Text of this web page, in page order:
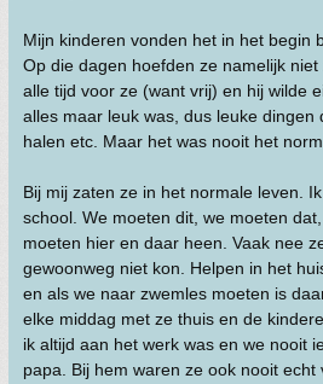
Mijn kinderen vonden het in het begin
Op die dagen hoefden ze namelijk
alle tijd voor ze (want vrij) en hij wilde
alles maar leuk was, dus leuke dingen
halen etc. Maar het was nooit het
Bij mij zaten ze in het normale leven.
school. We moeten dit, we moeten
moeten hier en daar heen. Vaak nee
gewoonweg niet kon. Helpen in het
en als we naar zwemles moeten is
elke middag met ze thuis en de
ik altijd aan het werk was en we nooit
papa. Bij hem waren ze ook nooit echt